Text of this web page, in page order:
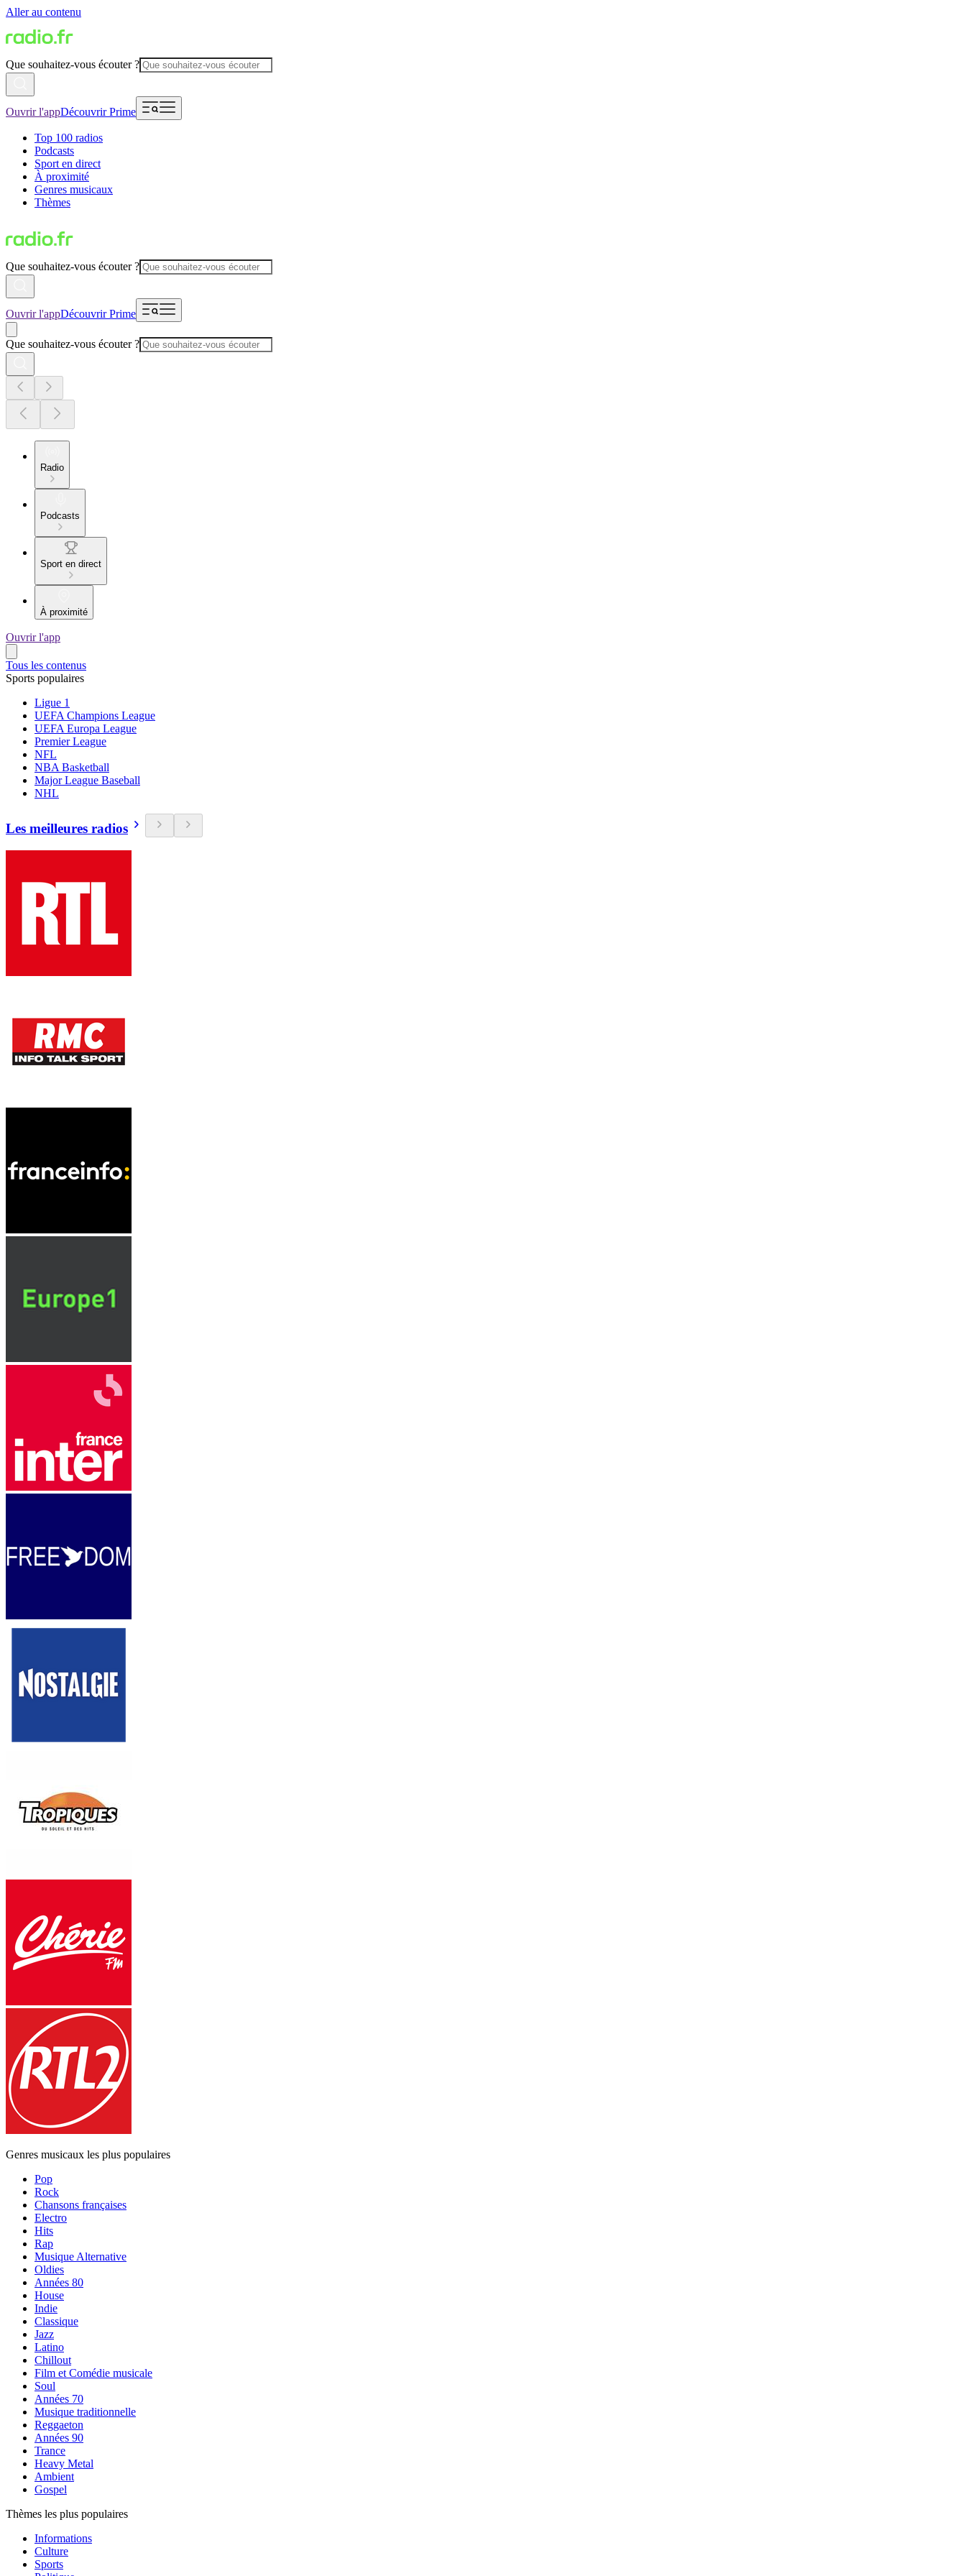
Aller au contenu
Que souhaitez-vous écouter ?
Ouvrir l'appDécouvrir Prime
Top 100 radios
Podcasts
Sport en direct
À proximité
Genres musicaux
Thèmes
Que souhaitez-vous écouter ?
Ouvrir l'appDécouvrir Prime
Que souhaitez-vous écouter ?
Radio
Podcasts
Sport en direct
À proximité
Ouvrir l'app
Tous les contenus
Sports populaires
Ligue 1
UEFA Champions League
UEFA Europa League
Premier League
NFL
NBA Basketball
Major League Baseball
NHL
Les meilleures radios
Genres musicaux les plus populaires
Pop
Rock
Chansons françaises
Electro
Hits
Rap
Musique Alternative
Oldies
Années 80
House
Indie
Classique
Jazz
Latino
Chillout
Film et Comédie musicale
Soul
Années 70
Musique traditionnelle
Reggaeton
Années 90
Trance
Heavy Metal
Ambient
Gospel
Thèmes les plus populaires
Informations
Culture
Sports